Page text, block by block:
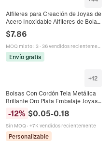
Alfileres para Creación de Joyas de
Acero Inoxidable Alfileres de Bola
Alfileres de Ojo Alfileres de Cabeza
Plana Accesorios DIY para
Pendientes Collares Artesanía
$7.86
MOQ mixto: 3· 36 vendidos recientemente
Envío gratis
+12
Bolsas Con Cordón Tela Metálica
Brillante Oro Plata Embalaje Joyas
Organizadores Bolsas
Almacenamiento
-12% $0.05-0.18
Sin MOQ · +7K vendidos recientemente
Personalizable